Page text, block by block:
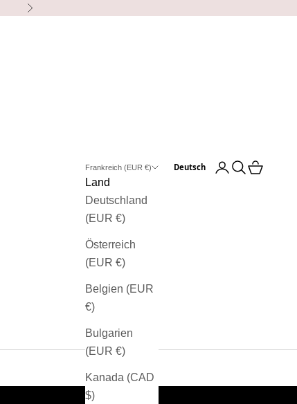
Weiter zu
Frankreich (EUR €)
Land
Deutschland
(EUR €)
Österreich
(EUR €)
Belgien (EUR
€)
Bulgarien
(EUR €)
Kanada (CAD
$)
Deutsch Benutzerkonto
Suche öffnen